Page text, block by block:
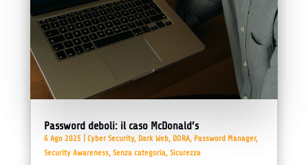
Password deboli: il caso McDonald’s
6 Ago 2025 Cyber Security, Dark Web, DORA, Password Manager,
Security Awareness, Senza categoria, Sicurezza